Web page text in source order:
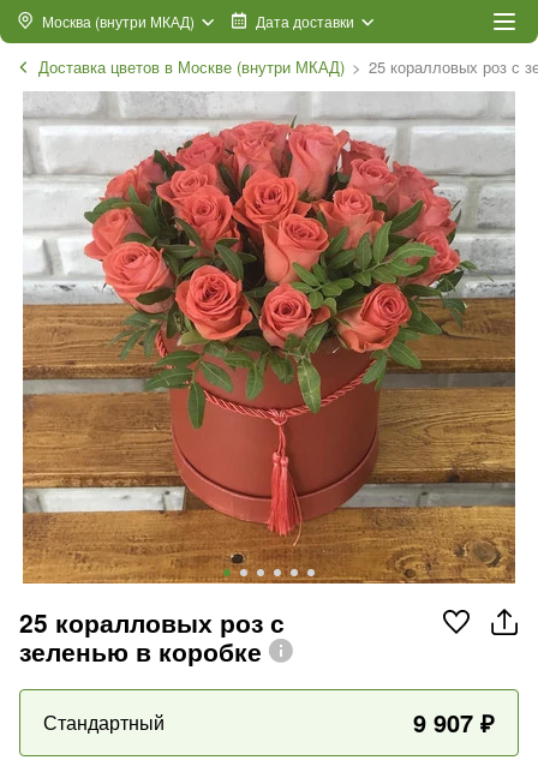
Москва (внутри МКАД) Дата доставки
Доставка цветов в Москве (внутри МКАД) 25 коралловых роз с
25 коралловых роз с
зеленью в коробке
Стандартный 9 907 ₽